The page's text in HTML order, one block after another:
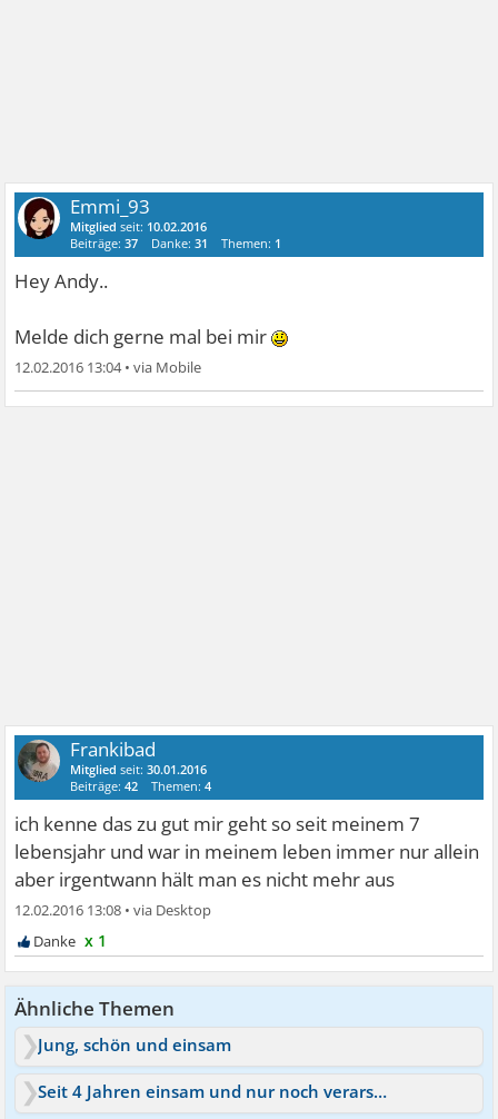
Emmi_93
Mitglied seit: 10.02.2016
Beiträge:37 Danke:31 Themen: 1
Hey Andy..
Melde dich gerne mal bei mir
12.02.2016 13:04•
Frankibad
Mitglied seit:30.01.2016
Beiträge:42 Themen:4
ich kenne das zu gut mir geht so seit meinem 7
lebensjahr und war in meinem leben immer nur allein
aber irgentwann hält man es nicht mehr aus
12.02.2016 13:08 •
x 1
Ähnliche Themen
Jung, schön und einsam
Seit 4 Jahren einsam und nur noch verarscht